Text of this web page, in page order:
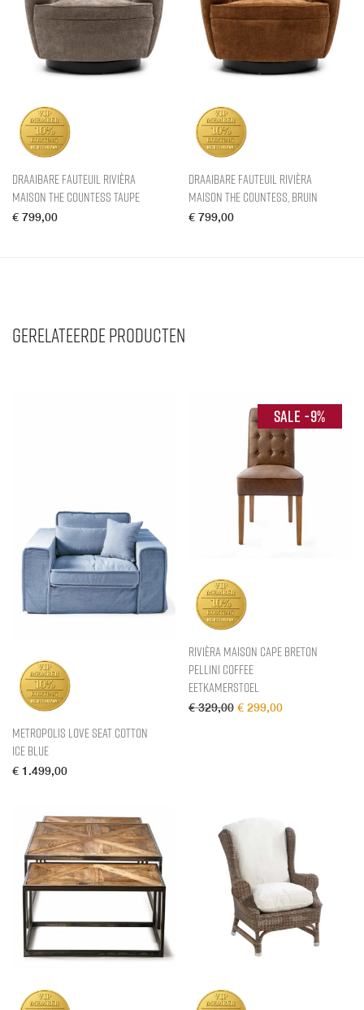
Draaibare fauteuil Rivièra
Maison The Countess Taupe
€ 799,00
Draaibare fauteuil Rivièra
Maison The Countess, Bruin
€ 799,00
Gerelateerde producten
Metropolis Love Seat Cotton
Ice Blue
€ 1.499,00
-9%
Rivièra Maison Cape Breton
Pellini Coffee
Eetkamerstoel
€329,00 Oorspronkelijke prijs
€ 299,00Huidige prijs